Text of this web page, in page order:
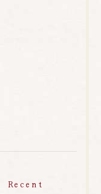
Recent